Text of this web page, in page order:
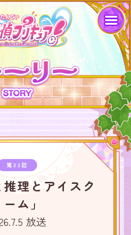
第23話
推理とアイスク
ーム」
放送